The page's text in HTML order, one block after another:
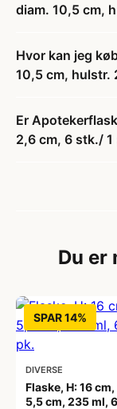
diam. 10,5 cm,
Hvor kan jeg
10,5 cm, hulstr.
Er
2,6 cm, 6 stk./
Du er
SPAR 14%
DIVERSE
Flaske, H: 16
5,5 cm, 235 ml,